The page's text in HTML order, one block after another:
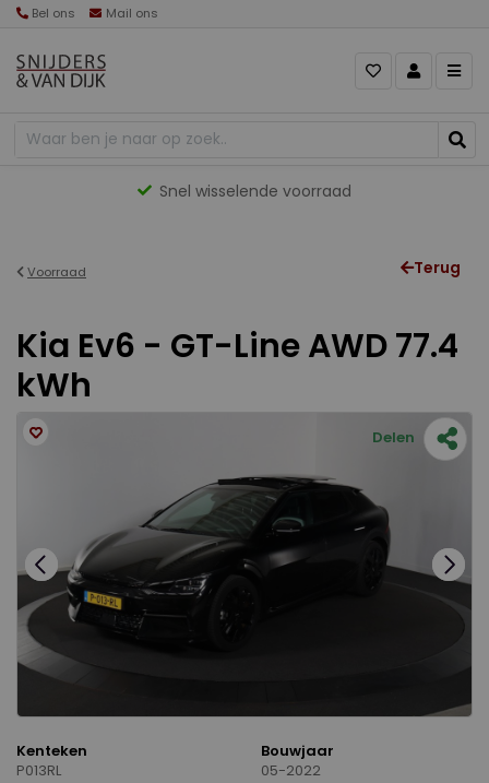
Bel ons Mail ons
Snel wisselende voorraad
Voorraad Terug
Kia Ev6 - GT-Line AWD 77.4
kWh
Delen
Kenteken
P013RL
Bouwjaar
05-2022